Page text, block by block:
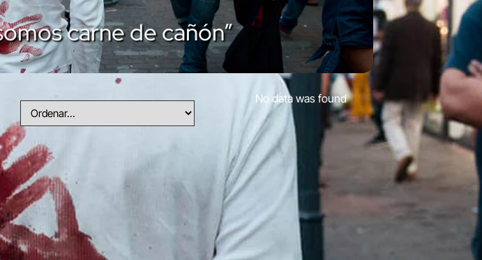
carne de cañón”
No data was found